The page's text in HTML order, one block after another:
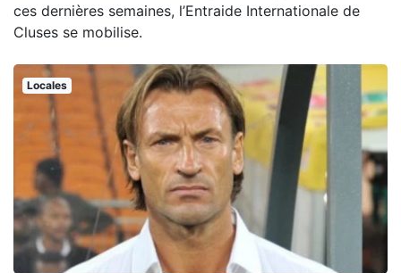
ces dernières semaines, l’Entraide Internationale de
Cluses se mobilise.
Locales